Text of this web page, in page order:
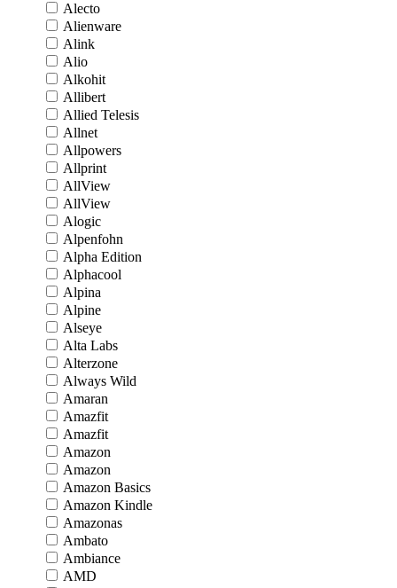
Alecto
Alienware
Alink
Alio
Alkohit
Allibert
Allied Telesis
Allnet
Allpowers
Allprint
AllView
AllView
Alogic
Alpenfohn
Alpha Edition
Alphacool
Alpina
Alpine
Alseye
Alta Labs
Alterzone
Always Wild
Amaran
Amazfit
Amazfit
Amazon
Amazon
Amazon Basics
Amazon Kindle
Amazonas
Ambato
Ambiance
AMD